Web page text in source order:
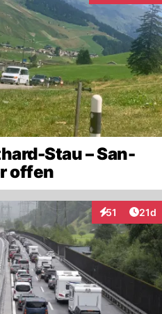
Stau – San-
offen
51
Interaktionen
21d